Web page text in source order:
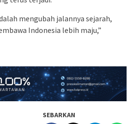
mengubah jalannya sejarah,
Indonesia lebih maju,”
SEBARKAN